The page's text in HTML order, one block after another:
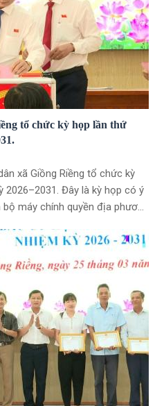
tổ chức kỳ họp lần thứ
xã Giồng Riềng tổ chức kỳ
2026–2031. Đây là kỳ họp có ý
máy chính quyền địa phương
Phó Chủ tịch Ủy ban MTTQ
Phụ nữ tỉnh, đồng chí
xã, đại biểu HĐND tỉnh, đồng
Thường trực Đảng ủy, Chủ
Bảnh - Phó Bí thư Đảng ủy,
vị đại biểu HĐND xã khóa II và
xã.